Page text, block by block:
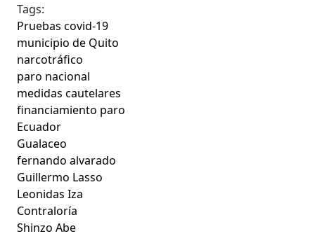
Tags:
Pruebas covid-19
municipio de Quito
narcotráfico
paro nacional
medidas cautelares
financiamiento paro
Ecuador
Gualaceo
fernando alvarado
Guillermo Lasso
Leonidas Iza
Contraloría
Shinzo Abe